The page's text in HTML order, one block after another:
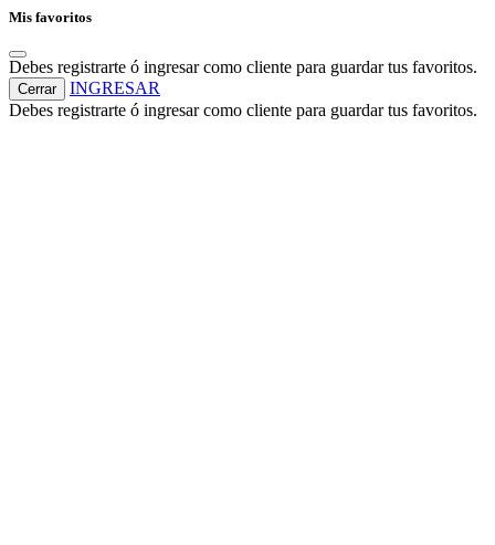
Mis favoritos
Debes registrarte ó ingresar como cliente para guardar tus favoritos.
Cerrar
INGRESAR
Debes registrarte ó ingresar como cliente para guardar tus favoritos.